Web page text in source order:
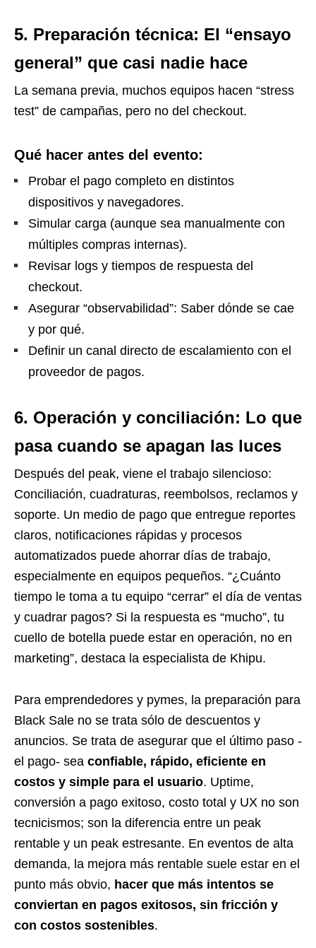
5. Preparación técnica: El “ensayo
general” que casi nadie hace
La semana previa, muchos equipos hacen “stress
test” de campañas, pero no del checkout.
Qué hacer antes del evento:
Probar el pago completo en distintos
dispositivos y navegadores.
Simular carga (aunque sea manualmente con
múltiples compras internas).
Revisar logs y tiempos de respuesta del
checkout.
Asegurar “observabilidad”: Saber dónde se cae
y por qué.
Definir un canal directo de escalamiento con el
proveedor de pagos.
6. Operación y conciliación: Lo que
pasa cuando se apagan las luces
Después del peak, viene el trabajo silencioso:
Conciliación, cuadraturas, reembolsos, reclamos y
soporte. Un medio de pago que entregue reportes
claros, notificaciones rápidas y procesos
automatizados puede ahorrar días de trabajo,
especialmente en equipos pequeños. “¿Cuánto
tiempo le toma a tu equipo “cerrar” el día de ventas
y cuadrar pagos? Si la respuesta es “mucho”, tu
cuello de botella puede estar en operación, no en
marketing”, destaca la especialista de Khipu.
Para emprendedores y pymes, la preparación para
Black Sale no se trata sólo de descuentos y
anuncios. Se trata de asegurar que el último paso -
el pago- sea confiable, rápido, eficiente en
costos y simple para el usuario. Uptime,
conversión a pago exitoso, costo total y UX no son
tecnicismos; son la diferencia entre un peak
rentable y un peak estresante. En eventos de alta
demanda, la mejora más rentable suele estar en el
punto más obvio, hacer que más intentos se
conviertan en pagos exitosos, sin fricción y
con costos sostenibles.